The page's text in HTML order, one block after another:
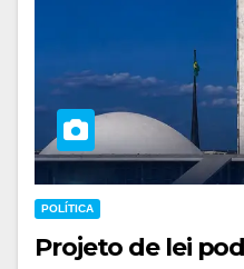
POLÍTICA
Projeto de lei